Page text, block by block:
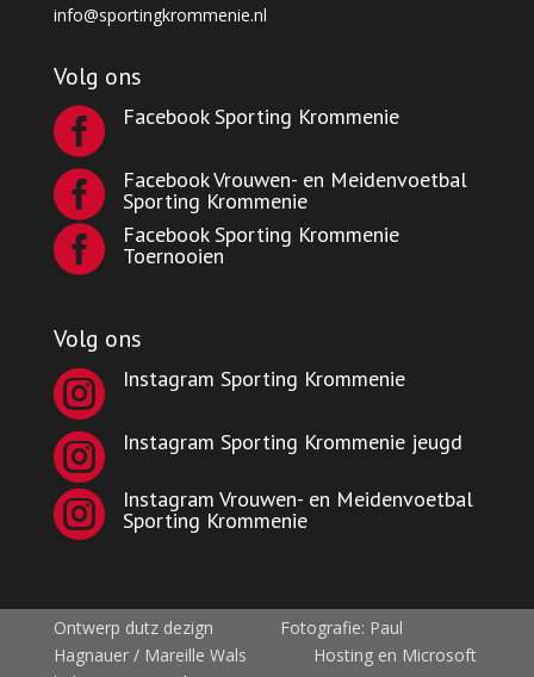
info@sportingkrommenie.nl
Volg ons
 Facebook Sporting Krommenie
 Facebook Vrouwen- en Meidenvoetbal
Sporting Krommenie
 Facebook Sporting Krommenie
Toernooien
Volg ons
 Instagram Sporting Krommenie
 Instagram Sporting Krommenie jeugd
 Instagram Vrouwen- en Meidenvoetbal
Sporting Krommenie
Ontwerp dutz dezign Fotografie: Paul
Hagnauer / Mareille Wals Hosting en Microsoft